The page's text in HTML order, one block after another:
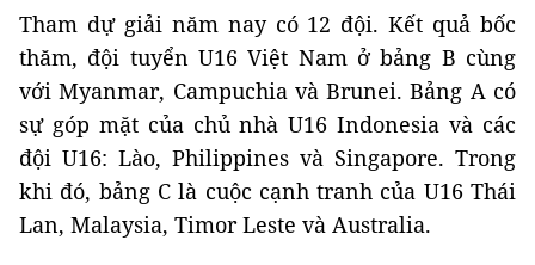
Tham dự giải năm nay có 12 đội. Kết quả bốc
thăm, đội tuyển U16 Việt Nam ở bảng B cùng
với Myanmar, Campuchia và Brunei. Bảng A có
sự góp mặt của chủ nhà U16 Indonesia và các
đội U16: Lào, Philippines và Singapore. Trong
khi đó, bảng C là cuộc cạnh tranh của U16 Thái
Lan, Malaysia, Timor Leste và Australia.